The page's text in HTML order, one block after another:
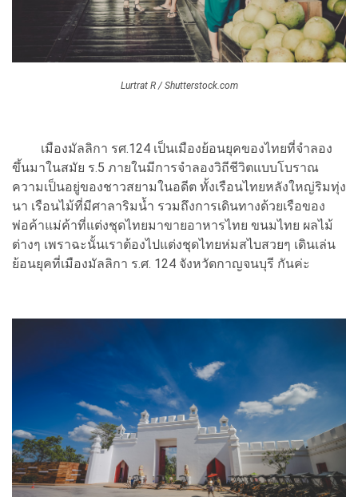
Lurtrat R / Shutterstock.com
เมืองมัลลิกา รศ.124 เป็นเมืองย้อนยุคของไทยที่จำลอง
ขึ้นมาในสมัย ร.5 ภายในมีการจำลองวิถีชีวิตแบบโบราณ
ความเป็นอยู่ของชาวสยามในอดีต ทั้งเรือนไทยหลังใหญ่ริมทุ่ง
นา เรือนไม้ที่มีศาลาริมน้ำ รวมถึงการเดินทางด้วยเรือของ
พ่อค้าแม่ค้าที่แต่งชุดไทยมาขายอาหารไทย ขนมไทย ผลไม้
ต่างๆ เพราฉะนั้นเราต้องไปแต่งชุดไทยห่มสไบสวยๆ เดินเล่น
ย้อนยุคที่เมืองมัลลิกา ร.ศ. 124 จังหวัดกาญจนบุรี กันค่ะ